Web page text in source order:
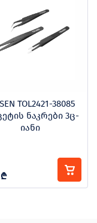
TOL2421-38085
ნაკრები 3ც-
იანი
₾